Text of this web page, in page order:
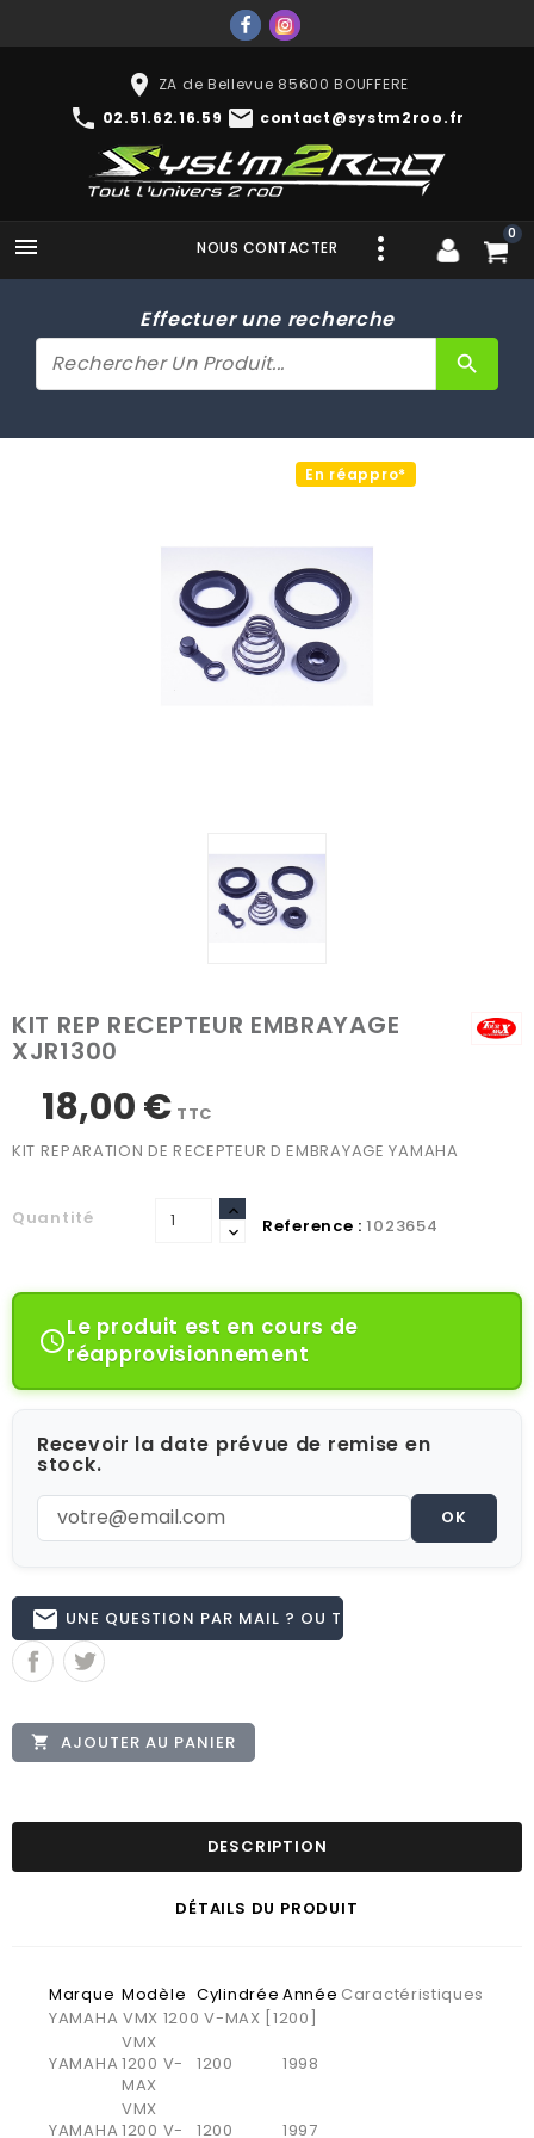
place ZA de Bellevue 85600 BOUFFERE
phone 02.51.62.16.59 mail contact@systm2roo.fr
 0
NOUS CONTACTER
Effectuer une recherche
search
En réappro*
KIT REP RECEPTEUR EMBRAYAGE
XJR1300
18,00 € TTC
KIT REPARATION DE RECEPTEUR D EMBRAYAGE YAMAHA
Quantité Reference : 1023654
Le produit est en cours de
réapprovisionnement
Recevoir la date prévue de remise en
stock.
OK
email UNE QUESTION PAR MAIL ? OU TÉL 02.51.62.16.59
 AJOUTER AU PANIER
DESCRIPTION
DÉTAILS DU PRODUIT
Marque Modèle Cylindrée Année Caractéristiques
YAMAHA VMX 1200 V-MAX [1200]
YAMAHA
VMX
1200 V-
MAX
1200 1998
YAMAHA
VMX
1200 V-
1200 1997